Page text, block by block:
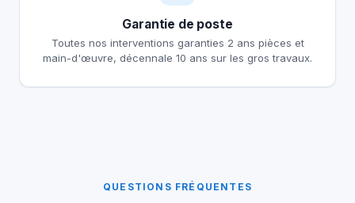
Garantie de poste
Toutes nos interventions garanties 2 ans pièces et
main-d'œuvre, décennale 10 ans sur les gros travaux.
QUESTIONS FRÉQUENTES